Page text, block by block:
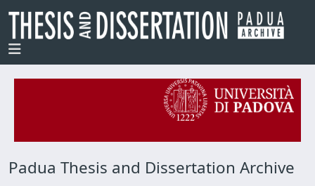
Padua Thesis and Dissertation Archive